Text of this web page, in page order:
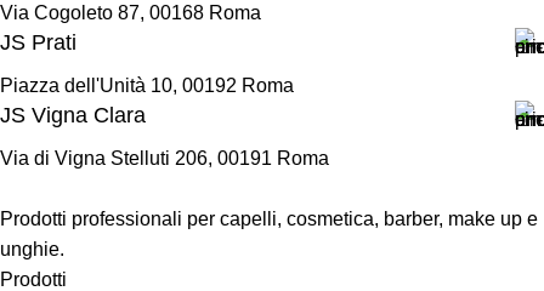
Via Cogoleto 87, 00168 Roma
JS Prati
Piazza dell'Unità 10, 00192 Roma
JS Vigna Clara
Via di Vigna Stelluti 206, 00191 Roma
Prodotti professionali per capelli, cosmetica, barber, make up e
unghie.
Prodotti